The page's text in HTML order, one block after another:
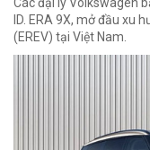
Các đại lý Volkswagen
ID. ERA 9X, mở đầu xu
(EREV) tại Việt Nam.